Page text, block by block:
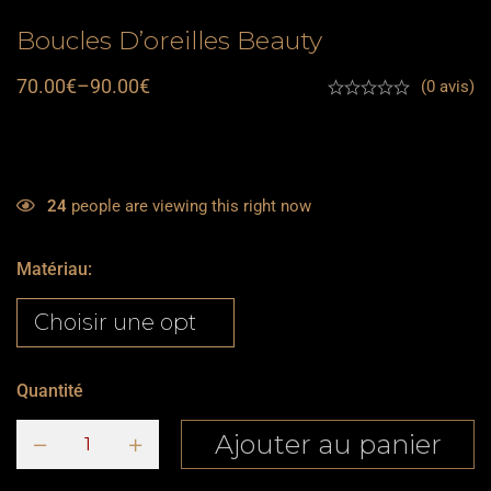
Boucles D’oreilles Beauty
70.00€–90.00€ (0 avis)
24 people are viewing this right now
Matériau:
Quantité
Ajouter au panier